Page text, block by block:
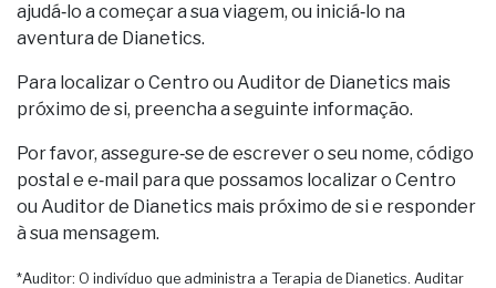
ajudá‑lo a começar a sua viagem, ou iniciá‑lo na
aventura de Dianetics.
Para localizar o Centro ou Auditor de Dianetics mais
próximo de si, preencha a seguinte informação.
Por favor, assegure‑se de escrever o seu nome, código
postal e e‑mail para que possamos localizar o Centro
ou Auditor de Dianetics mais próximo de si e responder
à sua mensagem.
*Auditor: O indivíduo que administra a Terapia de Dianetics. Auditar